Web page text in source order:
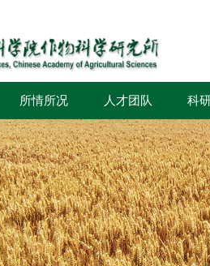
所情所况 人才团队 科